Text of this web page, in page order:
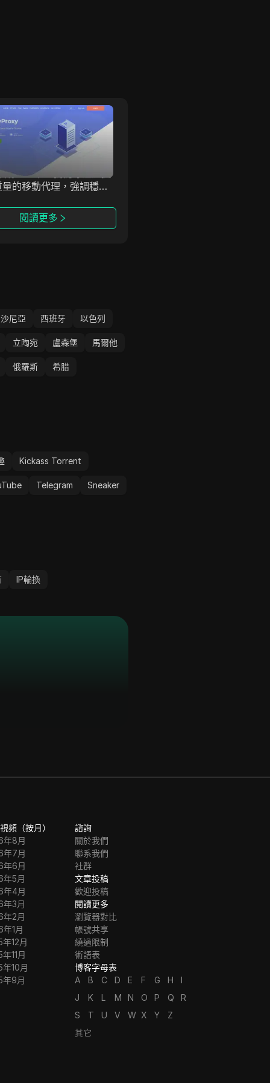
KeyProxy
提供高級企業級移動
在滿足尋求可靠高性能
的企業和個人需求。自
成立以來，我們專注於提
的移動代理，強調穩定
供最先進的移動代理技
您輕鬆實現目標。
閱讀更多
尼亞 西班牙 以色列
立陶宛 盧森堡 馬爾他
俄羅斯 希腊
Kickass Torrent
Telegram Sneaker
IP輪換
頻（按月）
年8月
年7月
年6月
年5月
年4月
年3月
年2月
1月
12月
11月
10月
年9月
諮詢
關於我們
聯系我們
社群
文章投稿
歡迎投稿
閱讀更多
瀏覽器對比
帳號共享
繞過限制
術語表
博客字母表
A
B C D E F G H
I
J
K L M N O P Q
R
S
T U V W X Y
Z
其它